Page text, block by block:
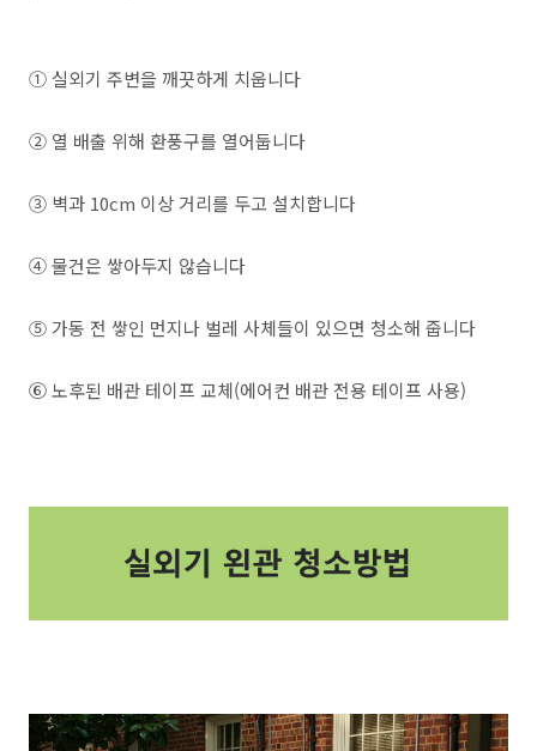
① 실외기 주변을 깨끗하게 치웁니다
② 열 배출 위해 환풍구를 열어둡니다
③ 벽과 10cm 이상 거리를 두고 설치합니다
④ 물건은 쌓아두지 않습니다
⑤ 가동 전 쌓인 먼지나 벌레 사체들이 있으면 청소해 줍니다
⑥ 노후된 배관 테이프 교체(에어컨 배관 전용 테이프 사용)